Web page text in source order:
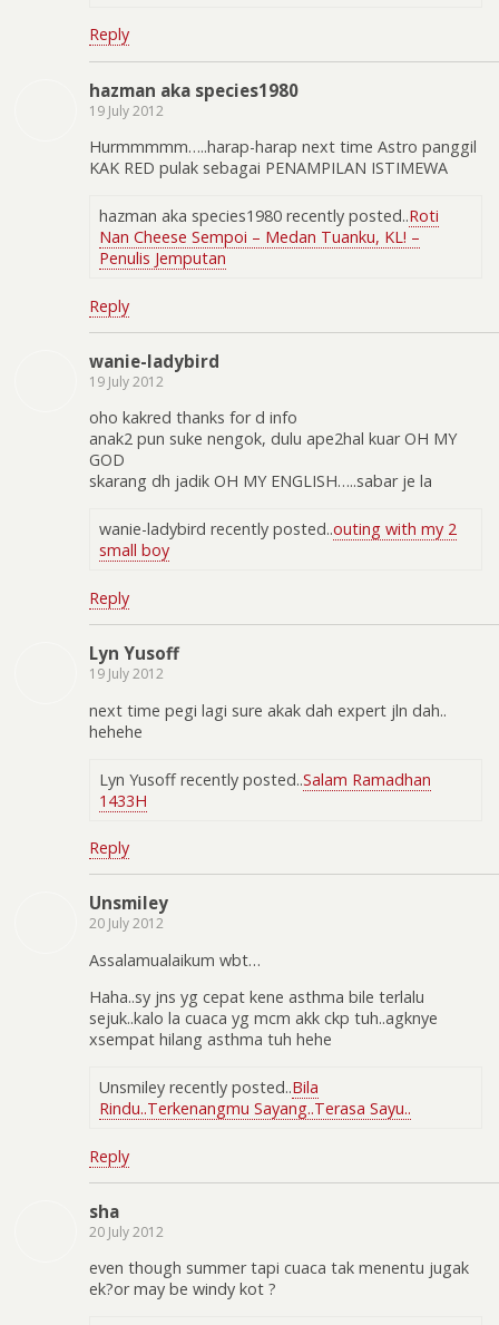
Reply
hazman aka species1980
19 July 2012
Hurmmmmm…..harap-harap next time Astro panggil
KAK RED pulak sebagai PENAMPILAN ISTIMEWA
hazman aka species1980 recently posted..Roti
Nan Cheese Sempoi – Medan Tuanku, KL! –
Penulis Jemputan
Reply
wanie-ladybird
19 July 2012
oho kakred thanks for d info
anak2 pun suke nengok, dulu ape2hal kuar OH MY
GOD
skarang dh jadik OH MY ENGLISH…..sabar je la
wanie-ladybird recently posted..outing with my 2
small boy
Reply
Lyn Yusoff
19 July 2012
next time pegi lagi sure akak dah expert jln dah..
hehehe
Lyn Yusoff recently posted..Salam Ramadhan
1433H
Reply
Unsmiley
20 July 2012
Assalamualaikum wbt…
Haha..sy jns yg cepat kene asthma bile terlalu
sejuk..kalo la cuaca yg mcm akk ckp tuh..agknye
xsempat hilang asthma tuh hehe
Unsmiley recently posted..Bila
Rindu..Terkenangmu Sayang..Terasa Sayu..
Reply
sha
20 July 2012
even though summer tapi cuaca tak menentu jugak
ek?or may be windy kot ?